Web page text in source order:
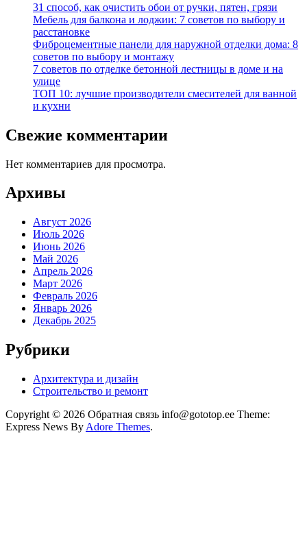
31 способ, как очистить обои от ручки, пятен, грязи
Мебель для балкона и лоджии: 7 советов по выбору и
расстановке
Фиброцементные панели для наружной отделки дома: 8
советов по выбору и монтажу
7 советов по отделке бетонной лестницы в доме и на
улице
ТОП 10: лучшие производители смесителей для ванной
и кухни
Свежие комментарии
Нет комментариев для просмотра.
Архивы
Август 2026
Июль 2026
Июнь 2026
Май 2026
Апрель 2026
Март 2026
Февраль 2026
Январь 2026
Декабрь 2025
Рубрики
Архитектура и дизайн
Строительство и ремонт
Copyright © 2026 Обратная связь info@gototop.ee Theme:
Express News By Adore Themes.